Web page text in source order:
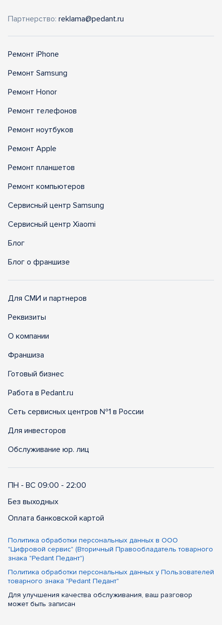
Партнерство: reklama@pedant.ru
Ремонт iPhone
Ремонт Samsung
Ремонт Honor
Ремонт телефонов
Ремонт ноутбуков
Ремонт Apple
Ремонт планшетов
Ремонт компьютеров
Сервисный центр Samsung
Сервисный центр Xiaomi
Блог
Блог о франшизе
Для СМИ и партнеров
Реквизиты
О компании
Франшиза
Готовый бизнес
Работа в Pedant.ru
Сеть сервисных центров №1 в России
Для инвесторов
Обслуживание юр. лиц
ПН - ВС 09:00 - 22:00
Без выходных
Оплата банковской картой
Политика обработки персональных данных в ООО
"Цифровой сервис" (Вторичный Правообладатель товарного
знака "Pedant Педант")
Политика обработки персональных данных у Пользователей
товарного знака "Pedant Педант"
Для улучшения качества обслуживания, ваш разговор
может быть записан